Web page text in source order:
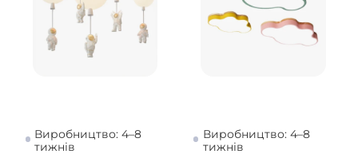
Виробництво: 4–8
тижнів
Виробництво: 4–8
тижнів